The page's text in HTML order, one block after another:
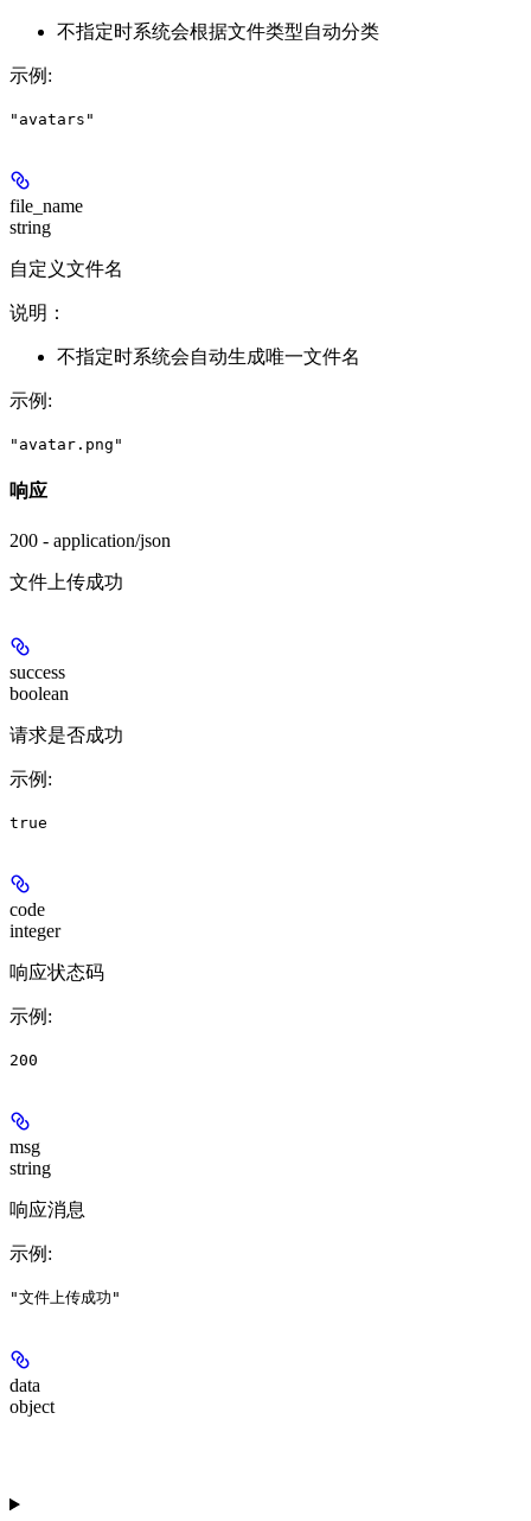
不指定时系统会根据文件类型自动分类
示例 :
"avatars"
file_name
string
自定义文件名
说明：
不指定时系统会自动生成唯一文件名
示例 :
"avatar.png"
响应
200 - application/json
文件上传成功
success
boolean
请求是否成功
示例 :
true
code
integer
响应状态码
示例 :
200
msg
string
响应消息
示例 :
"文件上传成功"
data
object